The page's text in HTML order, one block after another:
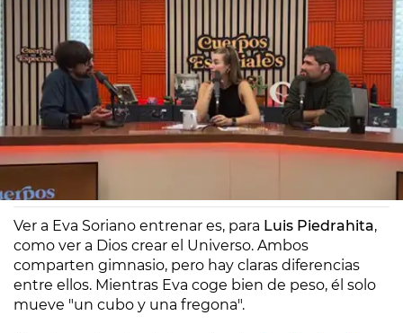
Europa FM
Madrid
Ver a Eva Soriano entrenar es, para Luis Piedrahita,
como ver a Dios crear el Universo. Ambos
comparten gimnasio, pero hay claras diferencias
entre ellos. Mientras Eva coge bien de peso, él solo
mueve "un cubo y una fregona".